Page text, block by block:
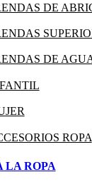
DE
DE
ROPA
LA ROPA